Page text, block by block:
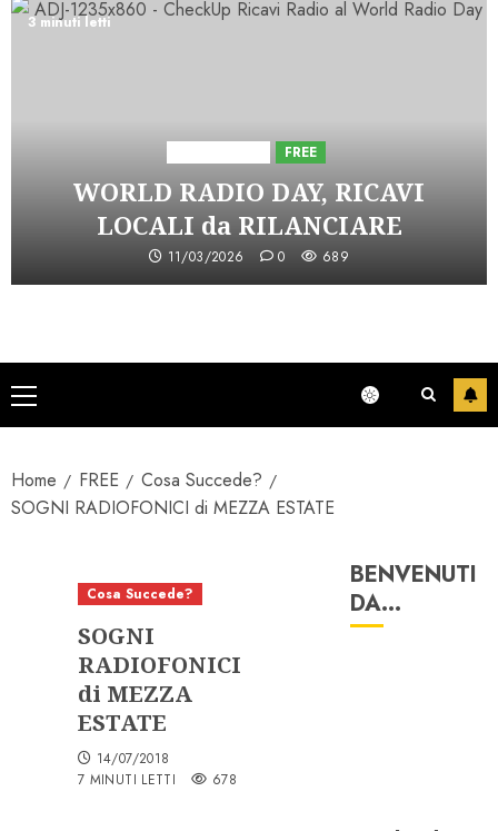
3 minuti letti
FREE
WORLD RADIO DAY, RICAVI
LOCALI da RILANCIARE
11/03/2026 0 689
Menu
principale
Home FREE
Cosa Succede?
SOGNI RADIOFONICI di MEZZA ESTATE
Cosa Succede?
SOGNI
RADIOFONICI
di MEZZA
ESTATE
14/07/2018
7 MINUTI LETTI
678
BENVENUTI
DA…